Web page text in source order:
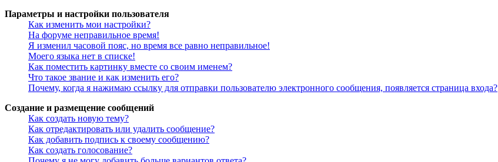
Параметры и настройки пользователя
Как изменить мои настройки?
На форуме неправильное время!
Я изменил часовой пояс, но время все равно неправильное!
Моего языка нет в списке!
Как поместить картинку вместе со своим именем?
Что такое звание и как изменить его?
Почему, когда я нажимаю ссылку для отправки пользователю электронного сообщения, появляется страница входа?
Создание и размещение сообщений
Как создать новую тему?
Как отредактировать или удалить сообщение?
Как добавить подпись к своему сообщению?
Как создать голосование?